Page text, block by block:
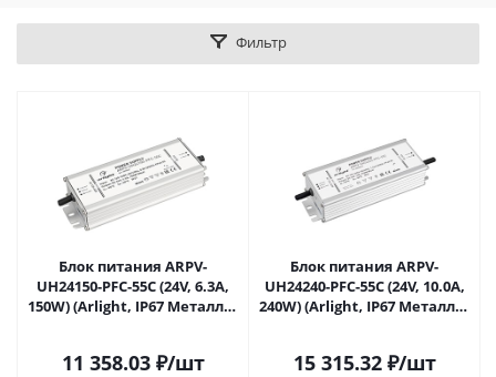
Фильтр
Блок питания ARPV-
UH24150-PFC-55C (24V, 6.3A,
150W) (Arlight, IP67 Металл, 5
11 358.03₽/шт
Блок питания ARPV-
UH24240-PFC-55C (24V, 10.0A,
240W) (Arlight, IP67 Металл, 5
15 315.32₽/шт